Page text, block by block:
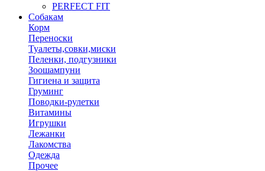
PERFECT FIT
Собакам
Корм
Переноски
Туалеты,совки,миски
Пеленки, подгузники
Зоошампуни
Гигиена и защита
Груминг
Поводки-рулетки
Витамины
Игрушки
Лежанки
Лакомства
Одежда
Прочее